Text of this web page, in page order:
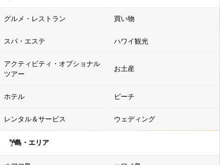
グルメ・レストラン 買い物
スパ・エステ ハワイ観光
アクティビティ・オプショナル
ツアー
お土産
ホテル ビーチ
レンタル＆サービス ウェディング
島・エリア